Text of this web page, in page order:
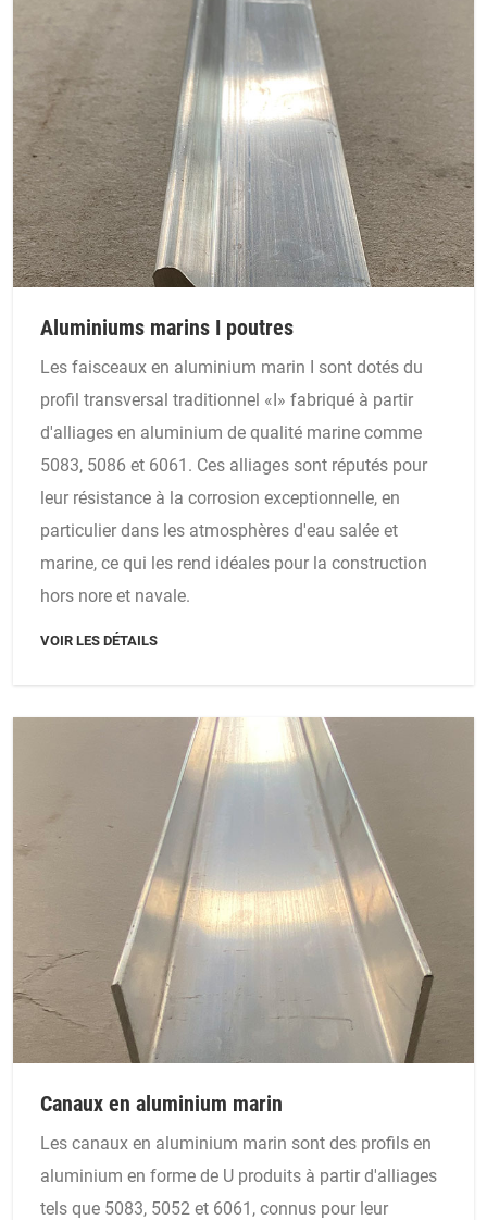
Aluminiums marins I poutres
Les faisceaux en aluminium marin I sont dotés du
profil transversal traditionnel «I» fabriqué à partir
d'alliages en aluminium de qualité marine comme
5083, 5086 et 6061. Ces alliages sont réputés pour
leur résistance à la corrosion exceptionnelle, en
particulier dans les atmosphères d'eau salée et
marine, ce qui les rend idéales pour la construction
hors nore et navale.
VOIR LES DÉTAILS
Canaux en aluminium marin
Les canaux en aluminium marin sont des profils en
aluminium en forme de U produits à partir d'alliages
tels que 5083, 5052 et 6061, connus pour leur